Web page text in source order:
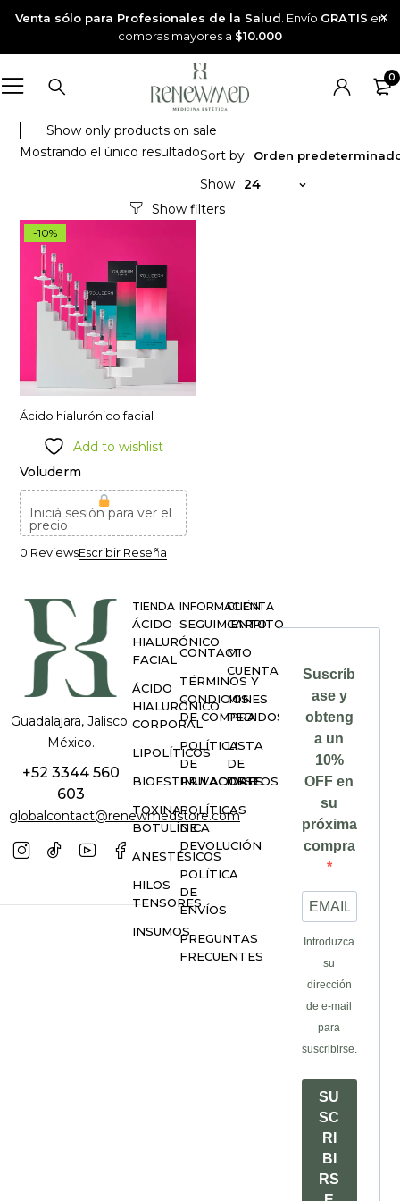
Venta sólo para Profesionales de la Salud . Envío GRATIS en
compras mayores a $10.000
0
Show only products on sale
Mostrando el único resultadoSort by Orden
Show 24
-10%
Ácido hialurónico facial
Add to wishlist
Voluderm
Iniciá sesión para ver el
precio
0 ReviewsEscribir Reseña
Guadalajara, Jalisco.
México.
+52 3344 560
603
globalcontact@renewmedstore.com
TIENDA
ÁCIDO
HIALURÓNICO
FACIAL
ÁCIDO
HIALURÓNICO
CORPORAL
LIPOLÍTICOS
BIOESTIMULADORES
TOXINA
BOTULÍNICA
ANESTÉSICOS
HILOS
TENSORES
INSUMOS
INFORMACIÓN
SEGUIMIENTO
CONTACTO
TÉRMINOS Y
CONDICIONES
DE COMPRA
POLÍTICA
DE
PRIVACIDAD
POLÍTICAS
DE
DEVOLUCIÓN
POLÍTICA
DE
ENVÍOS
PREGUNTAS
FRECUENTES
CUENTA
CARRITO
MI
CUENTA
MIS
PEDIDOS
LISTA
DE
DESEOS
Suscríb
ase y
obteng
a un
10%
OFF en
su
próxima
compra
Introduzca
su
dirección
de e-mail
para
suscribirse.
SU
SC
RI
BI
RS